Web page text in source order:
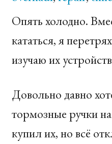
Опять холодно.
кататься, я
изучаю их
Довольно давно
тормозные ручки
купил их, но всё